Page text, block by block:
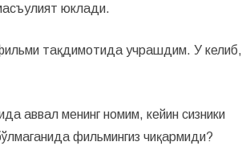
юклади.
тақдимотида учрашдим. У келиб,
аввал менинг номим, кейин сизники
фильмингиз чиқармиди?